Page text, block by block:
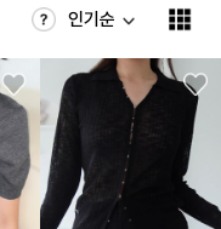
인기순